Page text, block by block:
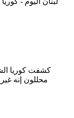
كشفت كوريا
محللون إنه